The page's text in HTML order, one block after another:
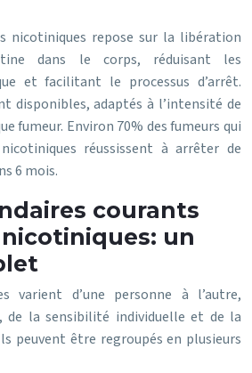
nicotiniques repose sur la libération
dans le corps, réduisant les
et facilitant le processus d’arrêt.
disponibles, adaptés à l’intensité de
fumeur. Environ 70% des fumeurs qui
réussissent à arrêter de
6 mois.
courants
un
varient d’une personne à l’autre,
de la sensibilité individuelle et de la
peuvent être regroupés en plusieurs